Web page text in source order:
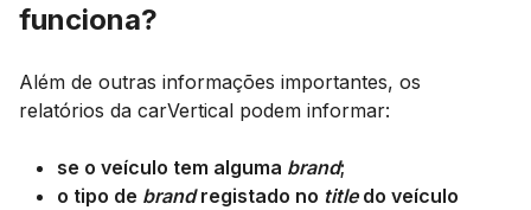
funciona?
Além de outras informações importantes, os
relatórios da carVertical podem informar:
se o veículo tem alguma brand;
o tipo de brandregistado no titledo veículo